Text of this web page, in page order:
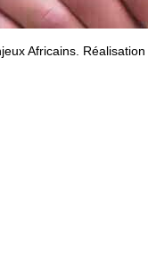
Africains. Réalisation